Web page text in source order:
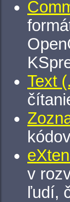
Text
v
ľudí,